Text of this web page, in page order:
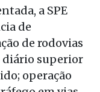
a SPE
de
de rodovias
diário superior
operação